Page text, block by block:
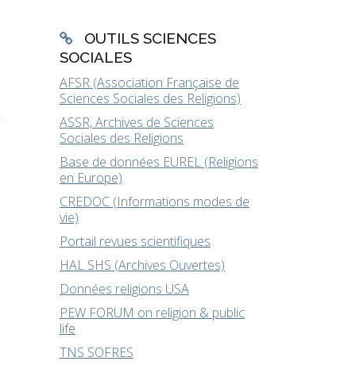
OUTILS SCIENCES
SOCIALES
AFSR (Association Française de
Sciences Sociales des Religions)
ASSR, Archives de Sciences
Sociales des Religions
Base de données EUREL (Religions
en Europe)
CREDOC (Informations modes de
vie)
Portail revues scientifiques
HAL SHS (Archives Ouvertes)
Données religions USA
PEW FORUM on religion & public
life
TNS SOFRES